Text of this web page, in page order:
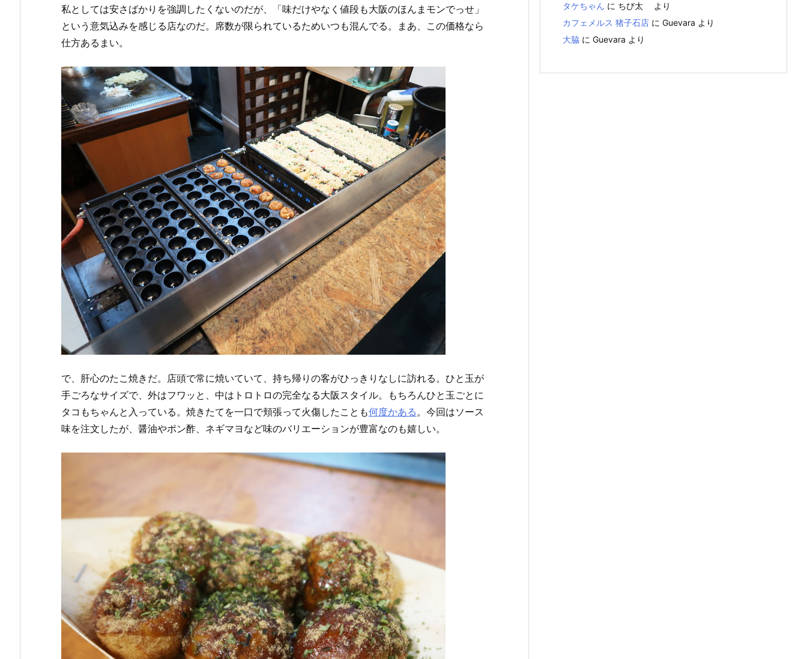
私としては安さばかりを強調したくないのだが、「味だけやなく値段も大阪のほんまモンでっせ」
という意気込みを感じる店なのだ。席数が限られているためいつも混んでる。まあ、この価格なら
仕方あるまい。
で、肝心のたこ焼きだ。店頭で常に焼いていて、持ち帰りの客がひっきりなしに訪れる。ひと玉が
手ごろなサイズで、外はフワッと、中はトロトロの完全なる大阪スタイル。もちろんひと玉ごとに
タコもちゃんと入っている。焼きたてを一口で頬張って火傷したことも何度かある。今回はソース
味を注文したが、醤油やポン酢、ネギマヨなど味のバリエーションが豊富なのも嬉しい。
タケちゃん に ちび太
より
カフェメルス 猪子石店 に Guevara より
大脇 に Guevara より